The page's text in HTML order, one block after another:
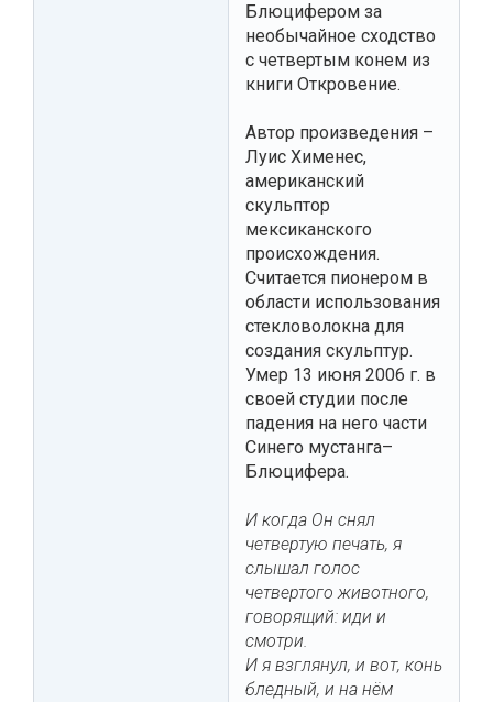
Блюцифером за
необычайное сходство
с четвертым конем из
книги Откровение.
Автор произведения –
Луис Хименес,
американский
скульптор
мексиканского
происхождения.
Считается пионером в
области использования
стекловолокна для
создания скульптур.
Умер 13 июня 2006 г. в
своей студии после
падения на него части
Синего мустанга–
Блюцифера.
И когда Он снял
четвертую печать, я
слышал голос
четвертого животного,
говорящий: иди и
смотри.
И я взглянул, и вот, конь
бледный, и на нём